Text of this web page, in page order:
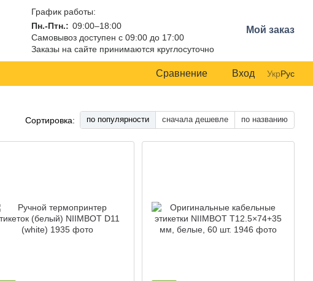
График работы:
Пн.-Птн.: 09:00–18:00
Самовывоз доступен с 09:00 до 17:00
Заказы на сайте принимаются круглосуточно
Мой заказ
Сравнение Вход УкрРус
Сортировка: по популярности сначала дешевле по названию